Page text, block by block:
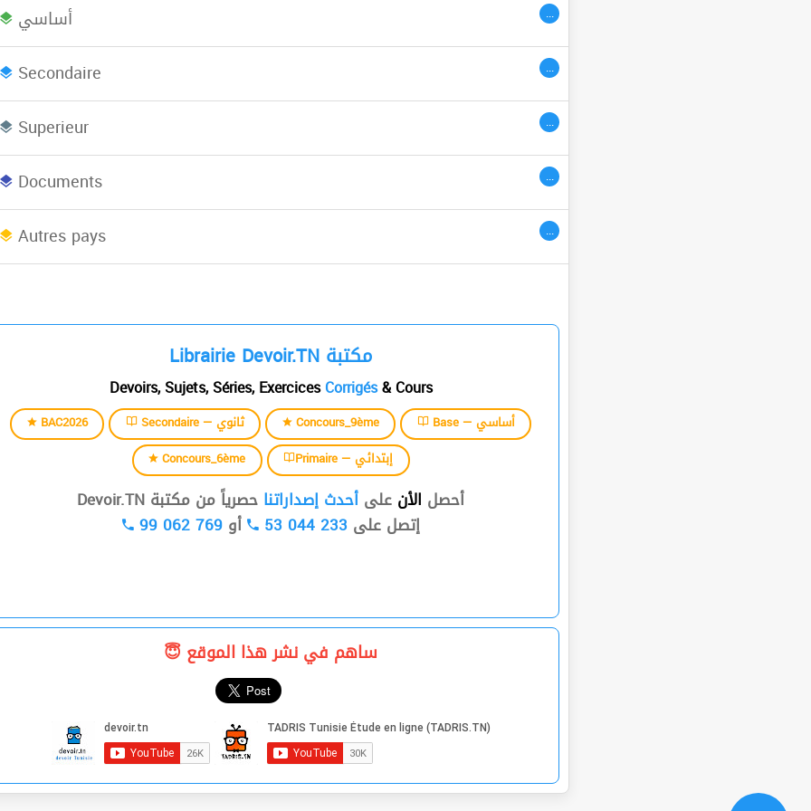
أساسي ...
Secondaire ...
Superieur ...
Bac plus 2
Documents ...
Concours
Autres pays ...
Afrique du Nord
Librairie Devoir.TN مكتبة
Devoirs, Sujets, Séries, ExercicesCorrigés& Cours
BAC2026 Secondaire — ثانوي Concours_9ème
Base — أساسي
Concours_6ème
Primaire — إبتدائي
أحصل الأن على أحدث إصداراتنا حصرياً من مكتبة Devoir.TN
إتصل على 53 044 233 أو99 062 769
ساهم في نشر هذا الموقع 😇